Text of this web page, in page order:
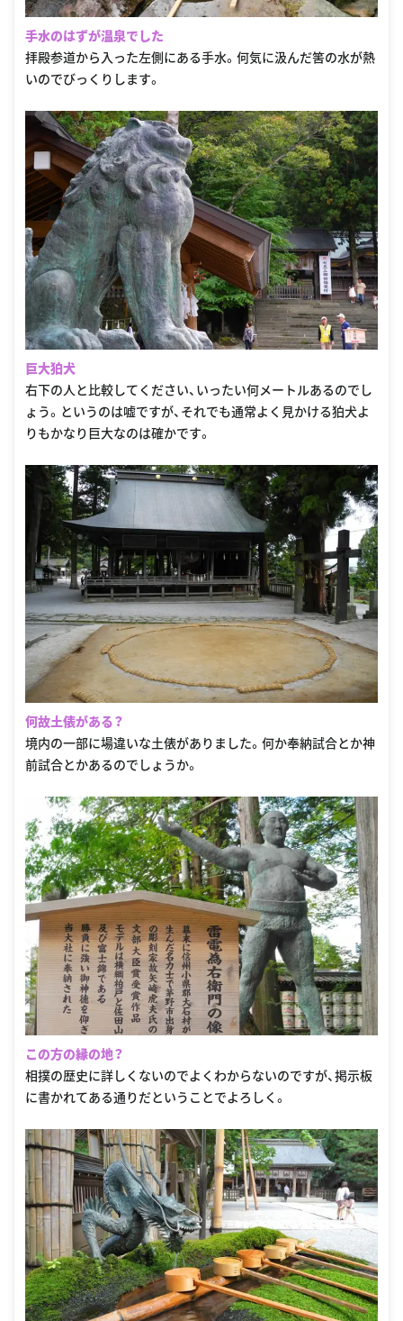
手水のはずが温泉でした
拝殿参道から入った左側にある手水。何気に汲んだ筈の水が熱
いのでびっくりします。
巨大狛犬
右下の人と比較してください、いったい何メートルあるのでし
ょう。というのは嘘ですが、それでも通常よく見かける狛犬よ
りもかなり巨大なのは確かです。
何故土俵がある？
境内の一部に場違いな土俵がありました。何か奉納試合とか神
前試合とかあるのでしょうか。
この方の縁の地？
相撲の歴史に詳しくないのでよくわからないのですが、掲示板
に書かれてある通りだということでよろしく。